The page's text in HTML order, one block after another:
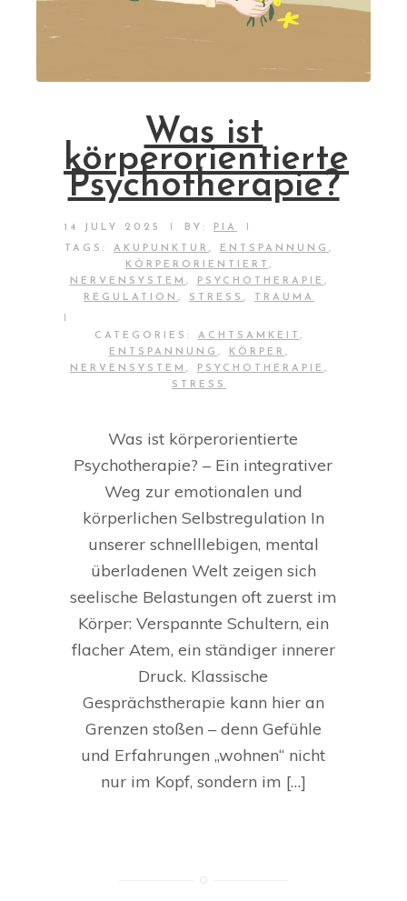
Was ist
körperorientierte
Psychotherapie?
14 JULY 2025 BY: PIA
TAGS: AKUPUNKTUR , ENTSPANNUNG ,
KÖRPERORIENTIERT ,
NERVENSYSTEM , PSYCHOTHERAPIE ,
REGULATION , STRESS , TRAUMA
CATEGORIES: ACHTSAMKEIT ,
ENTSPANNUNG , KÖRPER ,
NERVENSYSTEM , PSYCHOTHERAPIE ,
STRESS
Was ist körperorientierte
Psychotherapie? – Ein integrativer
Weg zur emotionalen und
körperlichen Selbstregulation In
unserer schnelllebigen, mental
überladenen Welt zeigen sich
seelische Belastungen oft zuerst im
Körper: Verspannte Schultern, ein
flacher Atem, ein ständiger innerer
Druck. Klassische
Gesprächstherapie kann hier an
Grenzen stoßen – denn Gefühle
und Erfahrungen „wohnen“ nicht
nur im Kopf, sondern im […]